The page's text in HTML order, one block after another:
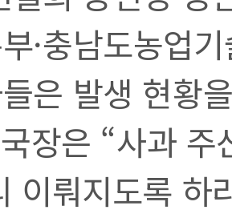
·충남도농업
은 발생 현황
장은 “사과
이뤄지도록 하